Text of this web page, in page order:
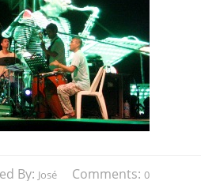
By: José Comments: 0